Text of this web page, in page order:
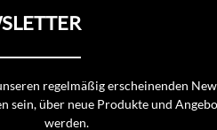
regelmäßig erscheinenden
sein, über neue Produkte und
werden.